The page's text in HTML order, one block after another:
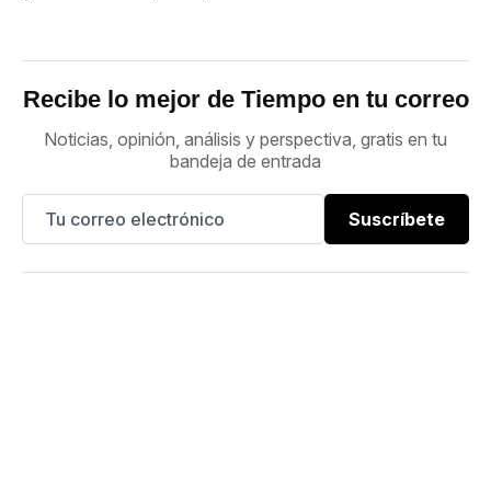
Recibe lo mejor de Tiempo en tu correo
Noticias, opinión, análisis y perspectiva, gratis en tu
bandeja de entrada
Suscríbete